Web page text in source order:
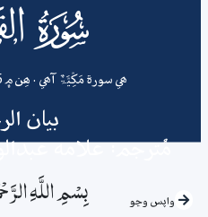
surah
ھي سورة مَکِّیَّۃٌ آھي . ھِن ۾ 55 آيتون ۽ 3 رڪوع آھن
بيان
مُترجم: علامه
واپس وڃو بِسْمِ اللَّـهِ